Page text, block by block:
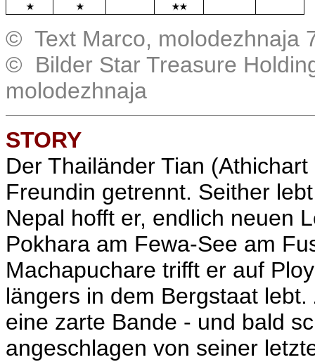
© Text Marco, molodezhnaja
© Bilder Star Treasure
molodezhnaja
STORY
Der Thailänder Tian
Freundin getrennt. Seither
Nepal hofft er, endlich neuen
Pokhara am Fewa-See am
Machapuchare trifft er auf
längers in dem Bergstaat
eine zarte Bande - und bald
angeschlagen von seiner